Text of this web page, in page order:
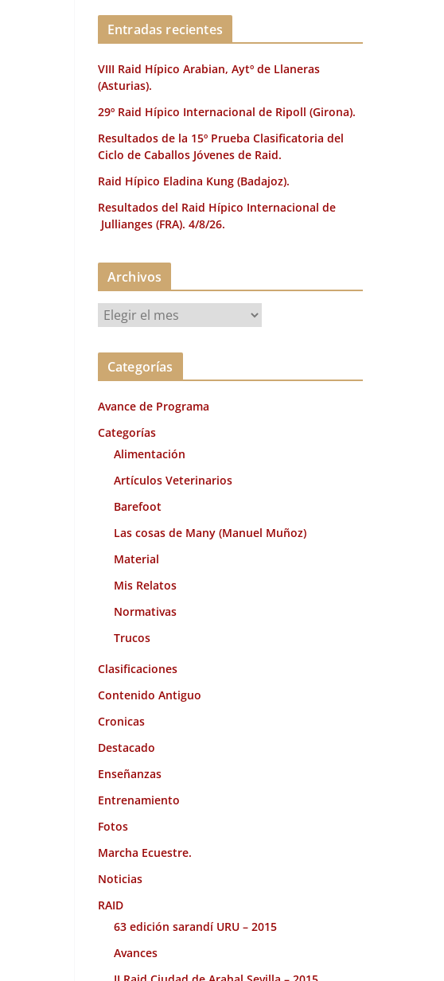
Entradas recientes
VIII Raid Hípico Arabian, Aytº de Llaneras
(Asturias).
29º Raid Hípico Internacional de Ripoll (Girona).
Resultados de la 15º Prueba Clasificatoria del
Ciclo de Caballos Jóvenes de Raid.
Raid Hípico Eladina Kung (Badajoz).
Resultados del Raid Hípico Internacional de
Jullianges (FRA). 4/8/26.
Archivos
r
c
v
o
Categorías
Avance de Programa
Categorías
Alimentación
Artículos Veterinarios
Barefoot
Las cosas de Many (Manuel Muñoz)
Material
Mis Relatos
Normativas
Trucos
Clasificaciones
Contenido Antiguo
Cronicas
Destacado
Enseñanzas
Entrenamiento
Fotos
Marcha Ecuestre.
Noticias
RAID
63 edición sarandí URU – 2015
Avances